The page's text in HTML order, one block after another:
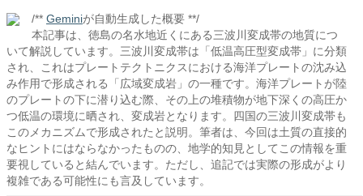
/** Geminiが自動生成した概要 **/
本記事は、徳島の名水地近くにある三波川変成帯の地質につ
いて解説しています。三波川変成帯は「低温高圧型変成帯」に分類
され、これはプレートテクトニクスにおける海洋プレートの沈み込
み作用で形成される「広域変成岩」の一種です。海洋プレートが陸
のプレートの下に潜り込む際、その上の堆積物が地下深くの高圧か
つ低温の環境に晒され、変成岩となります。四国の三波川変成帯も
このメカニズムで形成されたと説明。筆者は、今回は土質の直接的
なヒントにはならなかったものの、地学的知見としてこの情報を重
要視していると結んでいます。ただし、追記では実際の形成がより
複雑である可能性にも言及しています。